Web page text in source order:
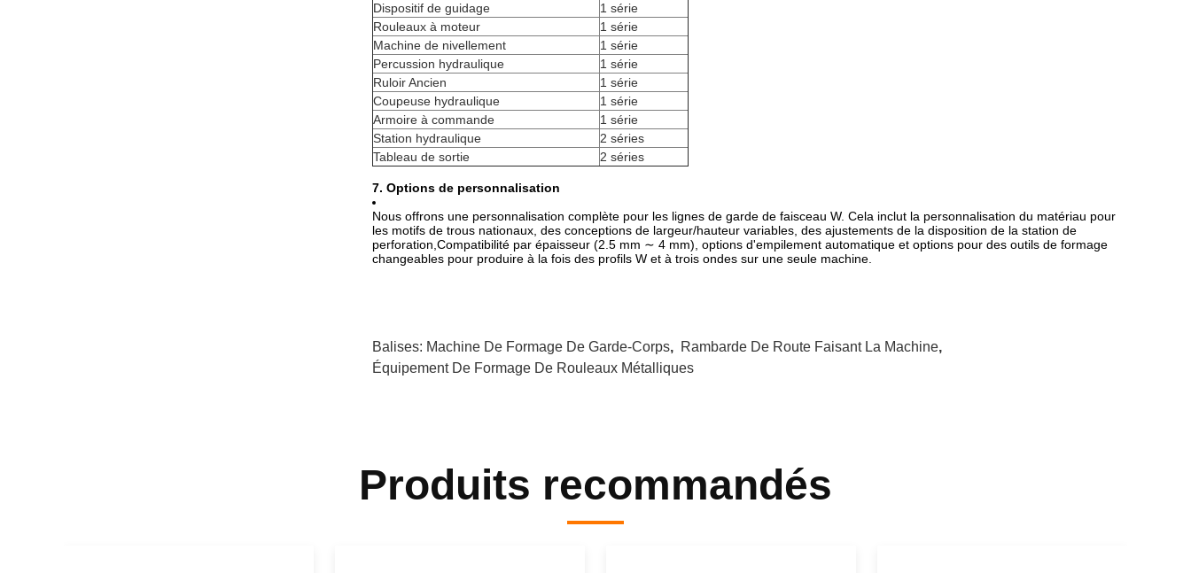
Dispositif de guidage
1 série
Rouleaux à moteur
1 série
Machine de nivellement
1 série
Percussion hydraulique
1 série
Ruloir Ancien
1 série
Coupeuse hydraulique
1 série
Armoire à commande
1 série
Station hydraulique
2 séries
Tableau de sortie
2 séries
7. Options de personnalisation
Nous offrons une personnalisation complète pour les lignes de garde de faisceau W. Cela inclut la personnalisation du matériau pour
les motifs de trous nationaux, des conceptions de largeur/hauteur variables, des ajustements de la disposition de la station de
perforation,Compatibilité par épaisseur (2.5 mm ∼ 4 mm), options d'empilement automatique et options pour des outils de formage
changeables pour produire à la fois des profils W et à trois ondes sur une seule machine.
Balises: Machine De Formage De Garde-Corps, Rambarde De Route Faisant La Machine,
Équipement De Formage De Rouleaux Métalliques
Produits recommandés